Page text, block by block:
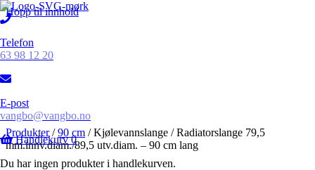
Hopp til innhold
Telefon
63 98 12 20
E-post
vangbo@vangbo.no
Handlekurv 0
Du har ingen produkter i handlekurven.
Produkter/90 cm /Kjølevannslange / Radiatorslange 79,5
mm.innv.diam./89,5 utv.diam. – 90 cm lang